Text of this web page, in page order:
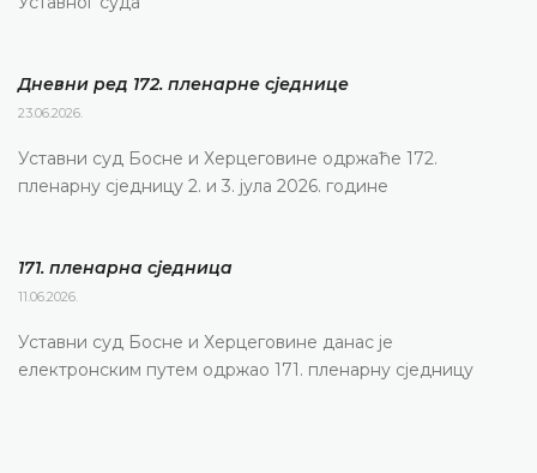
Дневни ред 172. пленарне сједнице
23.06.2026.
Уставни суд Босне и Херцеговине одржаће 172.
пленарну сједницу 2. и 3. јула 2026. године
171. пленарна сједницa
11.06.2026.
Уставни суд Босне и Херцеговине данас је
електронским путем одржао 171. пленарну сједницу